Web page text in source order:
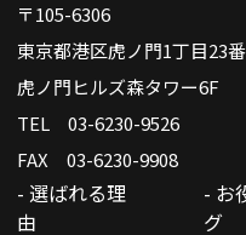
〒105-6306
東京都港区虎ノ門1丁目23
虎ノ門ヒルズ森タワー6F
TEL 03-6230-9526
FAX 03-6230-9908
- 選ばれる理
由
- お
グ